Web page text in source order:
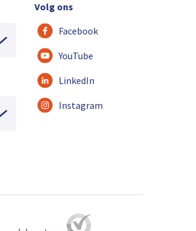
Volg ons
Facebook
YouTube
LinkedIn
Instagram